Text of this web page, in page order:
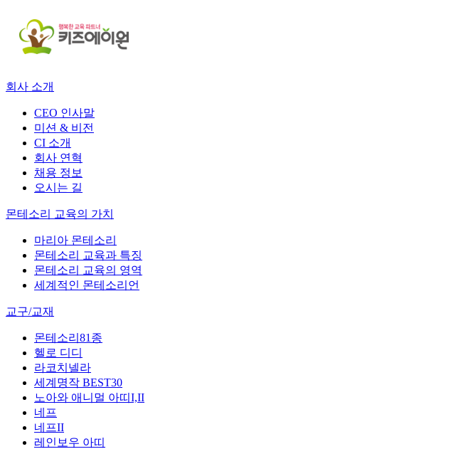
회사 소개
CEO 인사말
미션 & 비전
CI 소개
회사 연혁
채용 정보
오시는 길
몬테소리 교육의 가치
마리아 몬테소리
몬테소리 교육과 특징
몬테소리 교육의 영역
세계적인 몬테소리언
교구/교재
몬테소리81종
헬로 디디
라코치넬라
세계명작 BEST30
노아와 애니멀 아띠I,II
네프
네프II
레인보우 아띠